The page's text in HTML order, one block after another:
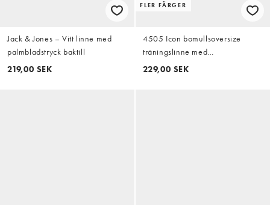
Jack & Jones – Vitt linne med
palmbladstryck baktill
219,00 SEK
FLER FÄRGER
4505 Icon bomullsoversize
träningslinne med
snabbtorkande finish i pistage
229,00 SEK